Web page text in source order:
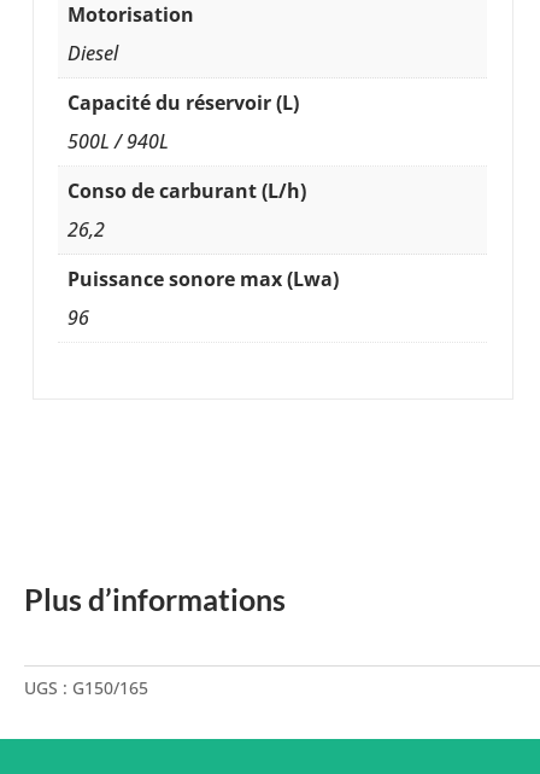
Motorisation
Diesel
Capacité du réservoir (L)
500L / 940L
Conso de carburant (L/h)
26,2
Puissance sonore max (Lwa)
96
Plus d’informations
UGS : G150/165